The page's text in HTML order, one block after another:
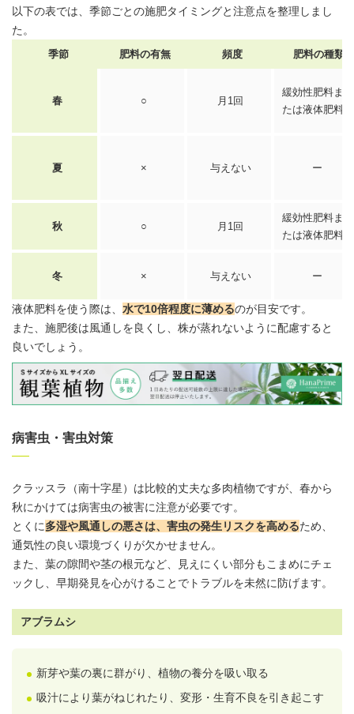
以下の表では、季節ごとの施肥タイミングと注意点を整理しまし
た。
季節 肥料の有無 頻度 肥料の種類
春 ○ 月1回
緩効性肥料ま
たは液体肥料
夏 × 与えない ー
秋 ○ 月1回
緩効性肥料ま
たは液体肥料
冬 × 与えない ー
液体肥料を使う際は、 水で10倍程度に薄めるのが目安です。
また、施肥後は風通しを良くし、株が蒸れないように配慮すると
良いでしょう。
病害虫・害虫対策
クラッスラ
（南十字星）は比較的丈夫な多肉植物ですが、春から
秋にかけては病害虫の被害に注意が必要です。
とくに多湿や風通しの悪さは、害虫の発生リスクを高めるため、
通気性の良い環境づくりが欠かせません。
また、葉の隙間や茎の根元など、見えにくい部分もこまめにチェ
ックし、早期発見を心がけることでトラブルを未然に防げます。
アブラムシ
新芽や葉の裏に群がり、植物の養分を吸い取る
吸汁により葉がねじれたり、変形・生育不良を引き起こす